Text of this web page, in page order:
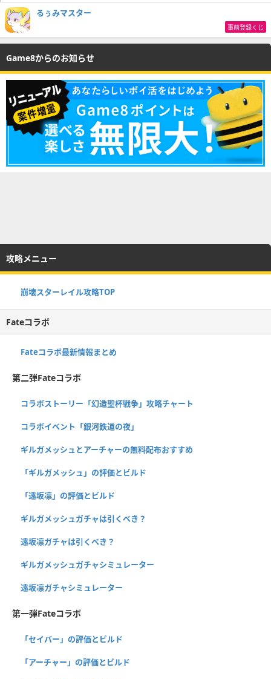
るぅみマスター
事前登録くじ
Game8からのお知らせ
攻略メニュー
崩壊スターレイル攻略TOP
Fateコラボ
Fateコラボ最新情報まとめ
第二弾Fateコラボ
コラボストーリー「幻造聖杯戦争」攻略チャート
コラボイベント「銀河鉄道の夜」
ギルガメッシュとアーチャーの無料配布おすすめ
「ギルガメッシュ」の評価とビルド
「遠坂凛」の評価とビルド
ギルガメッシュガチャは引くべき？
遠坂凛ガチャは引くべき？
ギルガメッシュガチャシミュレーター
遠坂凛ガチャシミュレーター
第一弾Fateコラボ
「セイバー」の評価とビルド
「アーチャー」の評価とビルド